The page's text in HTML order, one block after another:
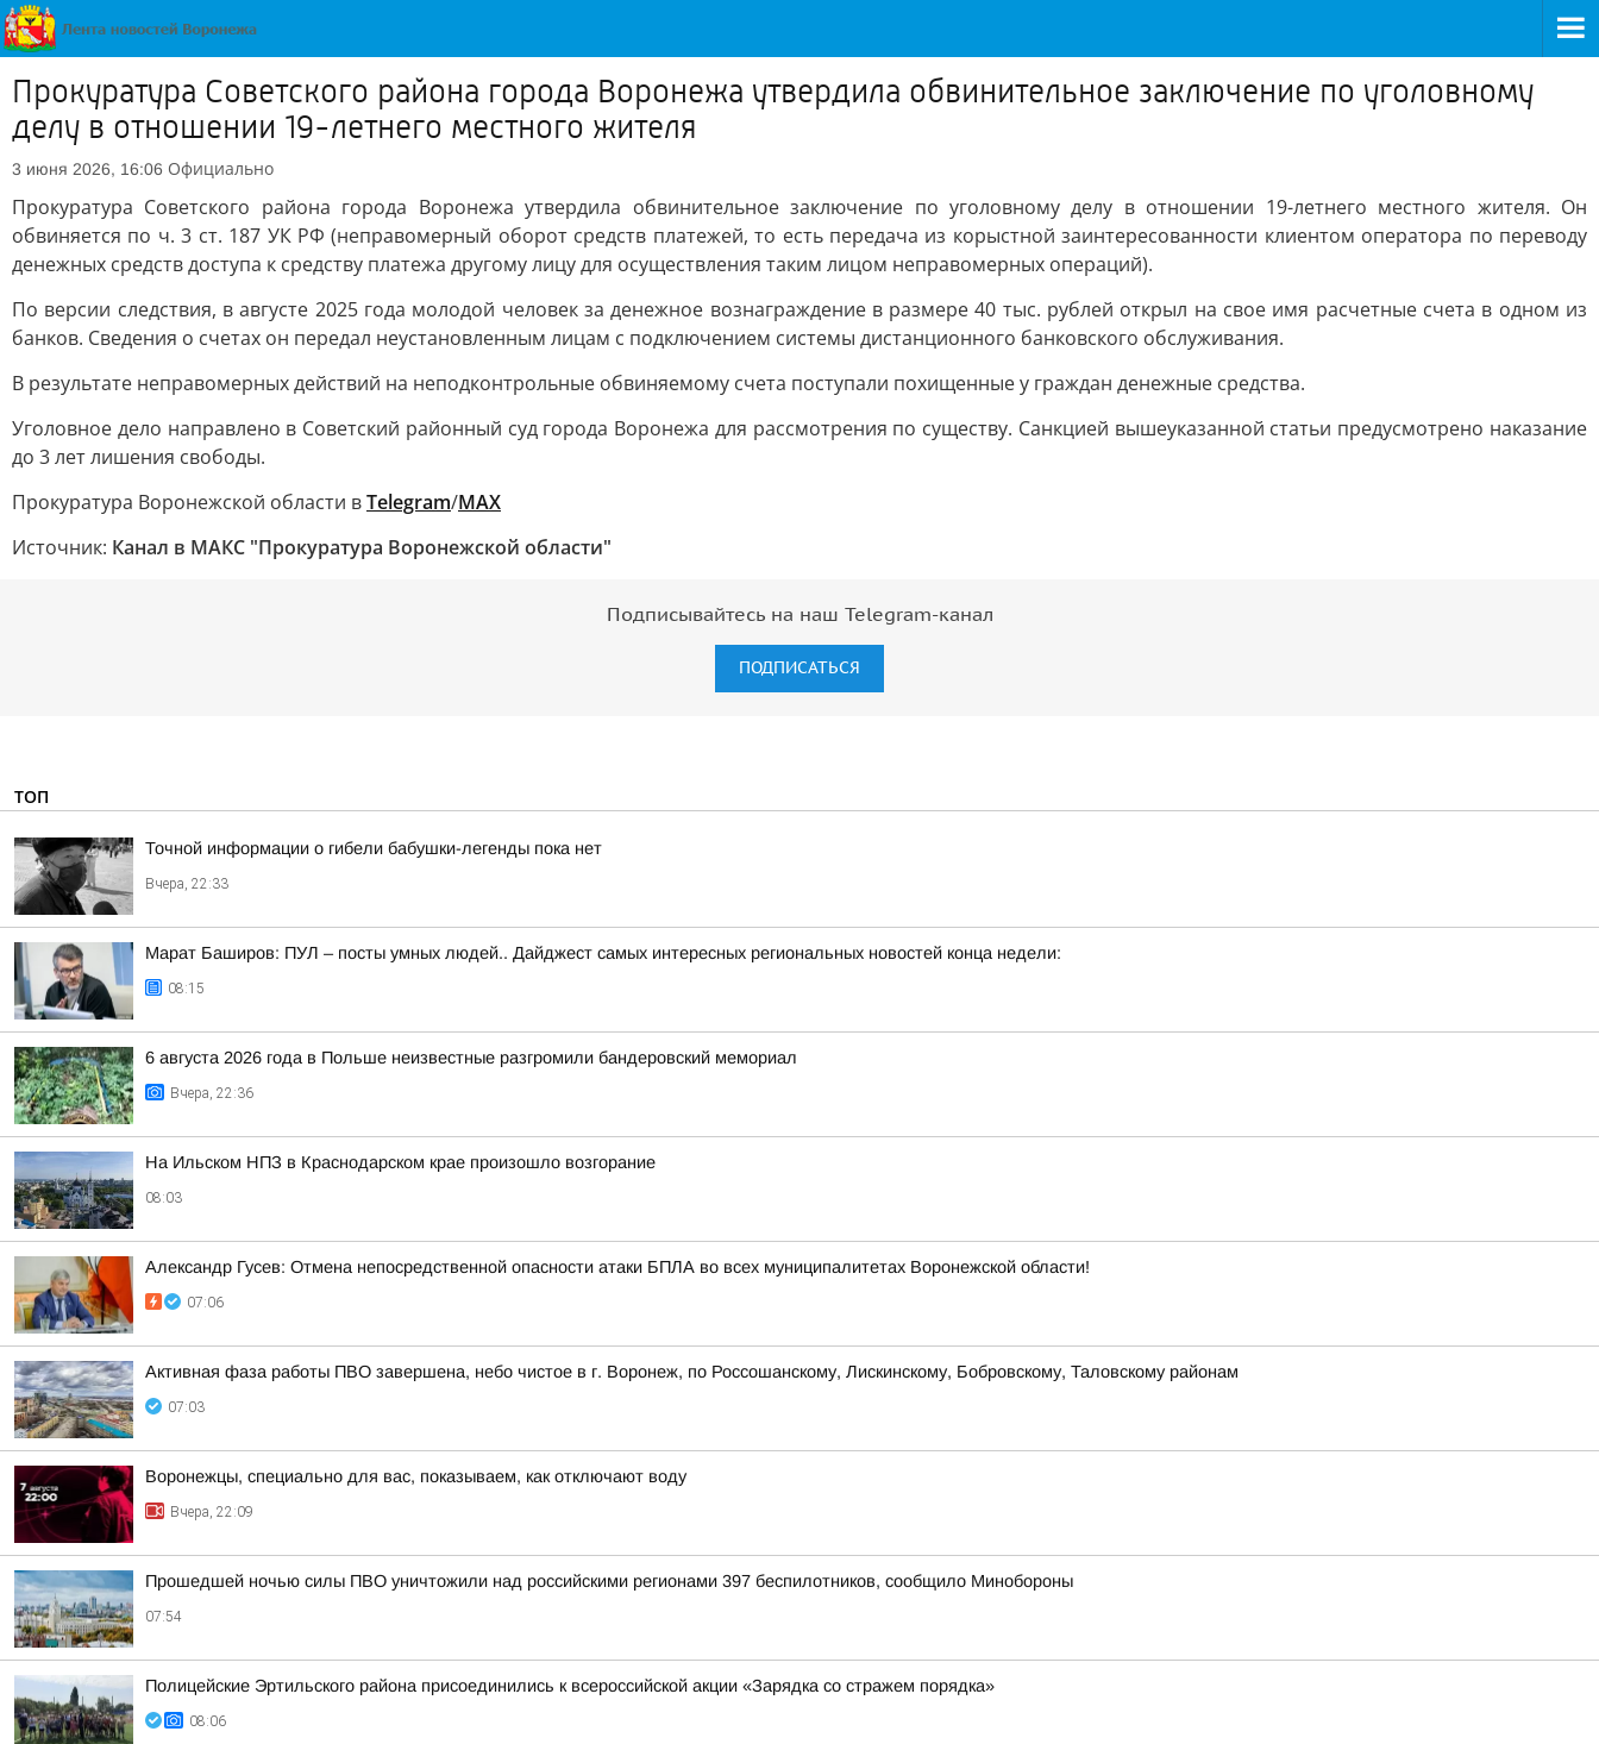
Прокуратура Советского района города Воронежа утвердила обвинительное заключение по уголовному
делу в отношении 19-летнего местного жителя
3 июня 2026, 16:06 Официально
Прокуратура Советского района города Воронежа утвердила обвинительное заключение по уголовному делу в отношении 19-летнего местного жителя. Он
обвиняется по ч. 3 ст. 187 УК РФ (неправомерный оборот средств платежей, то есть передача из корыстной заинтересованности клиентом оператора по переводу
денежных средств доступа к средству платежа другому лицу для осуществления таким лицом неправомерных операций).
По версии следствия, в августе 2025 года молодой человек за денежное вознаграждение в размере 40 тыс. рублей открыл на свое имя расчетные счета в одном из
банков. Сведения о счетах он передал неустановленным лицам с подключением системы дистанционного банковского обслуживания.
В результате неправомерных действий на неподконтрольные обвиняемому счета поступали похищенные у граждан денежные средства.
Уголовное дело направлено в Советский районный суд города Воронежа для рассмотрения по существу. Санкцией вышеуказанной статьи предусмотрено наказание
до 3 лет лишения свободы.
Прокуратура Воронежской области вTelegram/MAX
Источник: Канал в МАКС "Прокуратура Воронежской области"
Подписывайтесь на наш Telegram-канал
ПОДПИСАТЬСЯ
ТОП
Точной информации о гибели бабушки-легенды пока нет
Вчера, 22:33
Марат Баширов: ПУЛ – посты умных людей.. Дайджест самых интересных региональных новостей конца недели:
08:15
6 августа 2026 года в Польше неизвестные разгромили бандеровский мемориал
Вчера, 22:36
На Ильском НПЗ в Краснодарском крае произошло возгорание
08:03
Александр Гусев: Отмена непосредственной опасности атаки БПЛА во всех муниципалитетах Воронежской области!
07:06
Активная фаза работы ПВО завершена, небо чистое в г. Воронеж, по Россошанскому, Лискинскому, Бобровскому, Таловскому районам
07:03
Воронежцы, специально для вас, показываем, как отключают воду
Вчера, 22:09
Прошедшей ночью силы ПВО уничтожили над российскими регионами 397 беспилотников, сообщило Минобороны
07:54
Полицейские Эртильского района присоединились к всероссийской акции «Зарядка со стражем порядка»
08:06